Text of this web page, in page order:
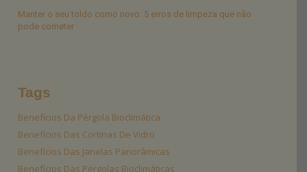
Manter o seu toldo como novo: 5 erros de limpeza que não
pode cometer
Tags
Benefícios Da Pérgola Bioclimática
Benefícios Das Cortinas De Vidro
Benefícios Das Janelas Panorâmicas
Benefícios Das Pérgolas Bioclimáticas